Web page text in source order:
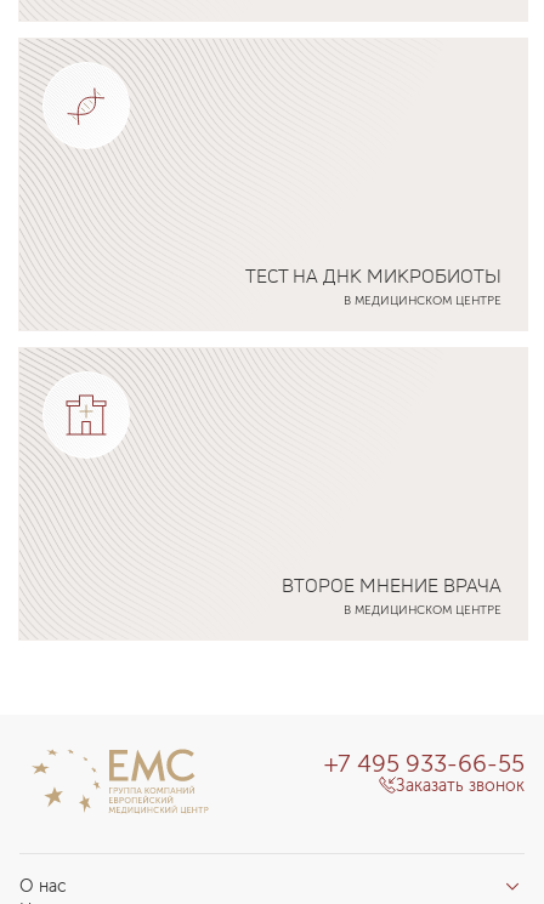
Подробнее о программе
ТЕСТ НА ДНК МИКРОБИОТЫ
В МЕДИЦИНСКОМ ЦЕНТРЕ
Подробнее о программе
ВТОРОЕ МНЕНИЕ ВРАЧА
В МЕДИЦИНСКОМ ЦЕНТРЕ
О нас
+7 495 933-66-55
Заказать звонок